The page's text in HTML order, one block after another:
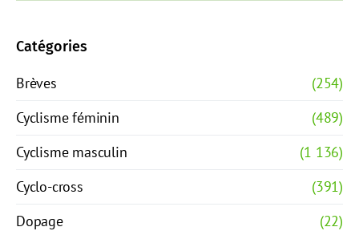
Catégories
Brèves
(254)
Cyclisme féminin
(489)
Cyclisme masculin
(1 136)
Cyclo-cross
(391)
Dopage
(22)